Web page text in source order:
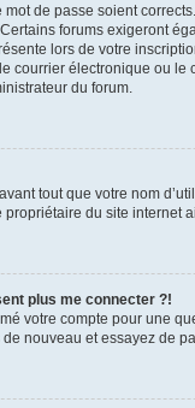
de passe soient
forums exigeront
lors de votre
courrier électronique ou
du forum.
tout que votre nom
du site internet
plus me connecter ?!
votre compte pour une
nouveau et essayez de